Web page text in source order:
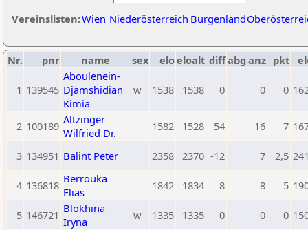
Vereinslisten:Wien Niederösterreich Burgenland
Nr. pnr name sex eloeloalt diffabg anz pkt
1 139545
Aboulenein-
Djamshidian
Kimia
w 1538 1538 0 0 0
2 100189 Altzinger
Wilfried Dr.
1582 1528 54 16 7
3 134951 Balint Peter 2358 2370 -12 7 2,5
4 136818 Berrouka
Elias
1842 1834 8 8 5
5 146721 Blokhina
Iryna
w 1335 1335 0 0 0